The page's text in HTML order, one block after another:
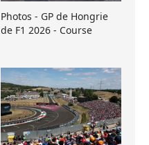
Photos - GP de Hongrie
de F1 2026 - Course